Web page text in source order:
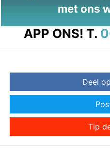
met ons
APP ONS! T.
Deel
Tip